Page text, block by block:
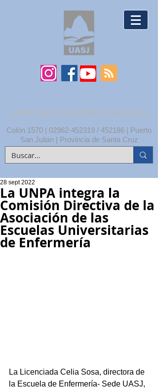
UNPA | UNIDAD ACADÉMICA SAN JULIÁN
Colón 1570 | 02962-452319 / 452186 | Puerto
San Julián | Provincia de Santa Cruz
La UNPA integra la
Comisión Directiva de la
Asociación de las
Escuelas Universitarias
de Enfermería
28 sept 2022
La Licenciada Celia Sosa, directora de
la Escuela de Enfermería- Sede UASJ,